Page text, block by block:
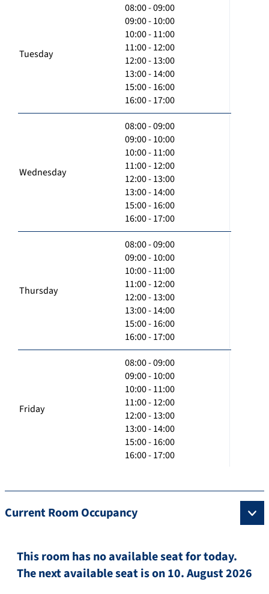
Tuesday
08:00 - 09:00
09:00 - 10:00
10:00 - 11:00
11:00 - 12:00
12:00 - 13:00
13:00 - 14:00
15:00 - 16:00
16:00 - 17:00
Wednesday
08:00 - 09:00
09:00 - 10:00
10:00 - 11:00
11:00 - 12:00
12:00 - 13:00
13:00 - 14:00
15:00 - 16:00
16:00 - 17:00
Thursday
08:00 - 09:00
09:00 - 10:00
10:00 - 11:00
11:00 - 12:00
12:00 - 13:00
13:00 - 14:00
15:00 - 16:00
16:00 - 17:00
Friday
08:00 - 09:00
09:00 - 10:00
10:00 - 11:00
11:00 - 12:00
12:00 - 13:00
13:00 - 14:00
15:00 - 16:00
16:00 - 17:00
Current Room Occupancy
This room has no available seat for today.
The next available seat is on 10. August 2026